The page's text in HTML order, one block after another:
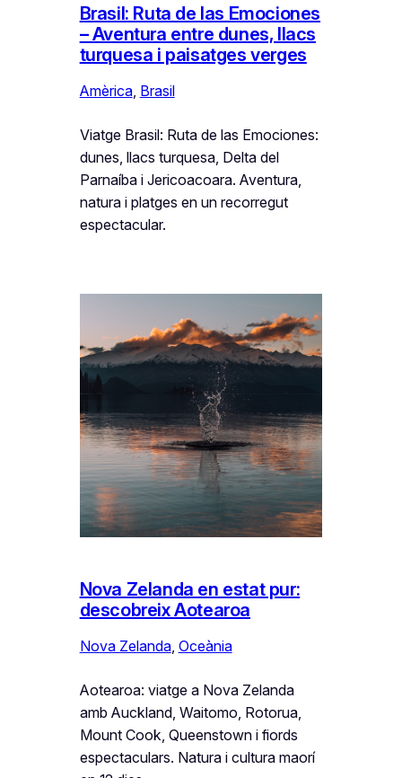
Brasil: Ruta de las Emociones
– Aventura entre dunes, llacs
turquesa i paisatges verges
Amèrica, Brasil
Viatge Brasil: Ruta de las Emociones:
dunes, llacs turquesa, Delta del
Parnaíba i Jericoacoara. Aventura,
natura i platges en un recorregut
espectacular.
Nova Zelanda en estat pur:
descobreix Aotearoa
Nova Zelanda, Oceània
Aotearoa: viatge a Nova Zelanda
amb Auckland, Waitomo, Rotorua,
Mount Cook, Queenstown i fiords
espectaculars. Natura i cultura maorí